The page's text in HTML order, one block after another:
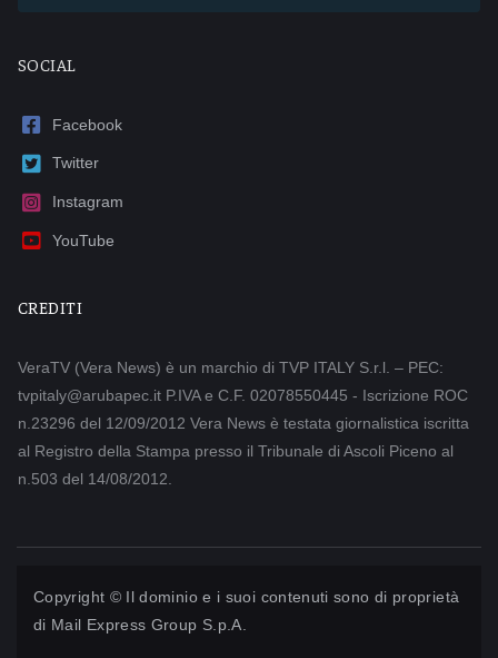
SOCIAL
Facebook
Twitter
Instagram
YouTube
CREDITI
VeraTV (Vera News) è un marchio di TVP ITALY S.r.l. – PEC:
tvpitaly@arubapec.it P.IVA e C.F. 02078550445 - Iscrizione ROC
n.23296 del 12/09/2012 Vera News è testata giornalistica iscritta
al Registro della Stampa presso il Tribunale di Ascoli Piceno al
n.503 del 14/08/2012.
Copyright © Il dominio e i suoi contenuti sono di proprietà
di Mail Express Group S.p.A.